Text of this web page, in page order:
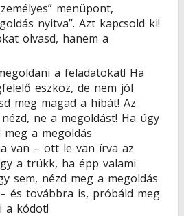
menüpont,
nyitva”. Azt kapcsold ki!
olvasd, hanem a
a feladatokat! Ha
eszköz, de nem jól
meg magad a hibát! Az
ne a megoldást! Ha úgy
meg a megoldás
van – ott le van írva az
a trükk, ha épp valami
sem, nézd meg a megoldás
– és továbbra is, próbáld meg
a kódot!